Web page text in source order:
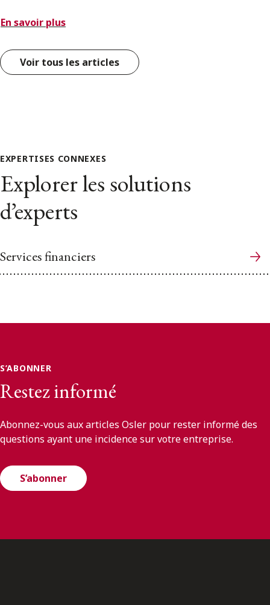
En savoir plus
Voir tous les articles
EXPERTISES CONNEXES
Explorer les solutions
d’experts
Services financiers
S’ABONNER
Restez informé
Abonnez-vous aux articles Osler pour rester informé des
questions ayant une incidence sur votre entreprise.
S’abonner